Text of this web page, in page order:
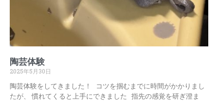
陶芸体験
2025年5月30日
陶芸体験をしてきました！ コツを掴むまでに時間がかかりまし
たが、 慣れてくると上手にできました 指先の感覚を研ぎ澄ま